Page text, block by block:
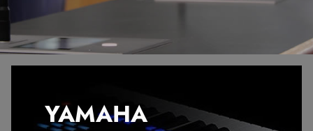
YAMAHA